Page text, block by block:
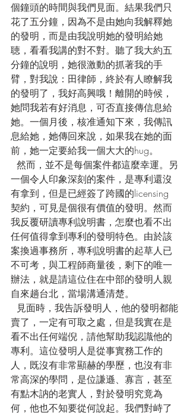
個鐘頭的時間與我們見面。結果我們只
花了五分鐘，因為不是由她向我解釋她
的發明，而是由我說明她的發明給她
聴，看看我講的對不對。聽了我大約五
分鐘的說明，她很激動的抓著我的手
臂，對我說：田律師，終於有人瞭解我
的發明了，我好高興哦！離開的時候，
她問我若有好消息，可否直接傳信息給
她。一個月後，核准通知下來，我傳訊
息給她，她傳回來說，如果我在她的面
前，她一定要給我一個大大的hug。
一個令人印象深刻的案件，是專利還沒
有拿到，但是已經簽了跨國的licensing
契約，可見是個很有價值的發明。然而
我反覆研讀專利說明書，怎麼也看不出
任何值得拿到專利的發明特色。由於該
案換過事務所，專利說明書的起草人已
不可考，與工程師商量後，剩下的唯一
辦法，就是請這位住在中部的發明人親
自來趟台北，當場溝通清楚。
賣了，一定有可取之處，但是我實在是
看不出任何端倪，請他幫助我認識他的
專利。這位發明人是從事實務工作的
人，既沒有非常顯赫的學歷，也沒有非
常高深的學問，是位謙遜、寡言，甚至
有點木訥的老實人，對於發明究竟為
何，他也不知要從何說起。我們對峙了